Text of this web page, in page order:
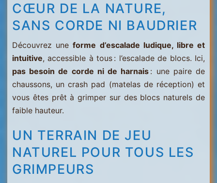
CŒUR DE LA NATURE,
SANS CORDE NI BAUDRIER
Découvrez uneforme d’escalade ludique, libre et
intuitive, accessible à tous : l’escalade de blocs. Ici,
pas besoin de corde ni de harnais : une paire de
chaussons, un crash pad (matelas de réception) et
vous êtes prêt à grimper sur des blocs naturels de
faible hauteur.
UN TERRAIN DE JEU
NATUREL POUR TOUS LES
GRIMPEURS